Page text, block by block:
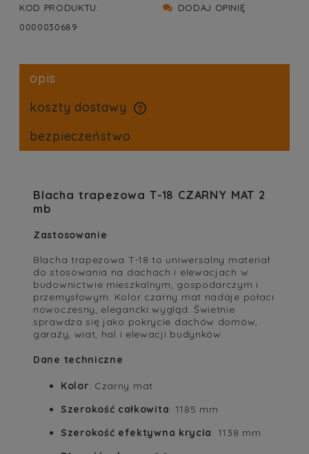
KOD PRODUKTU:
0000030689
DODAJ OPINIĘ
opis
koszty dostawy
bezpieczeństwo
Blacha trapezowa T-18 CZARNY MAT 2
mb
Zastosowanie
Blacha trapezowa T-18 to uniwersalny materiał
do stosowania na dachach i elewacjach w
budownictwie mieszkalnym, gospodarczym i
przemysłowym. Kolor czarny mat nadaje połaci
nowoczesny, elegancki wygląd. Świetnie
sprawdza się jako pokrycie dachów domów,
garaży, wiat, hal i elewacji budynków.
Dane techniczne
Kolor: Czarny mat
Szerokość całkowita: 1185 mm
Szerokość efektywna krycia: 1138 mm